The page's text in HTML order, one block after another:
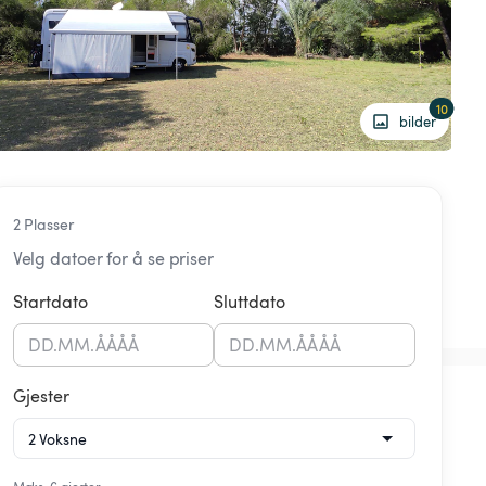
bilder
10
2 Plasser
Velg datoer for å se priser
Startdato
DD.MM.ÅÅÅÅ
Sluttdato
DD.MM.ÅÅÅÅ
Gjester